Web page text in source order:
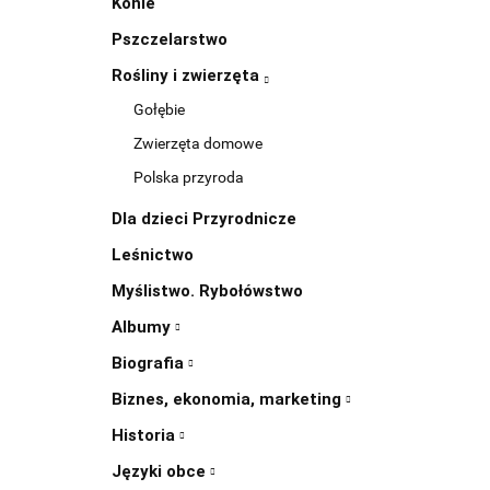
Pszczelarstwo
Rośliny i zwierzęta
Gołębie
Zwierzęta domowe
Polska przyroda
Dla dzieci Przyrodnicze
Leśnictwo
Myślistwo. Rybołówstwo
Albumy
Biografia
Biznes, ekonomia, marketing
Historia
Języki obce